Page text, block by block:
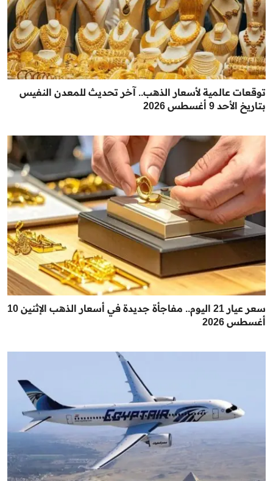
توقعات عالمية لأسعار الذهب.. آخر تحديث للمعدن النفيس
بتاريخ الأحد 9 أغسطس 2026
سعر عيار 21 اليوم.. مفاجأة جديدة في أسعار الذهب الإثنين 10
أغسطس 2026